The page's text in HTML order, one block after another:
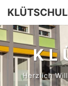
Skip
content
Herzlich